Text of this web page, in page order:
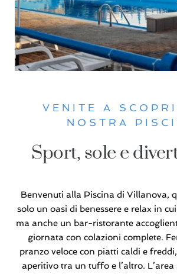
VENITE A
NOSTRA
Sport, sole e
Benvenuti alla Piscina di Villanova,
solo un oasi di benessere e relax in
ma anche un bar-ristorante
giornata con colazioni complete.
pranzo veloce con piatti caldi e
aperitivo tra un tuffo e l’altro.